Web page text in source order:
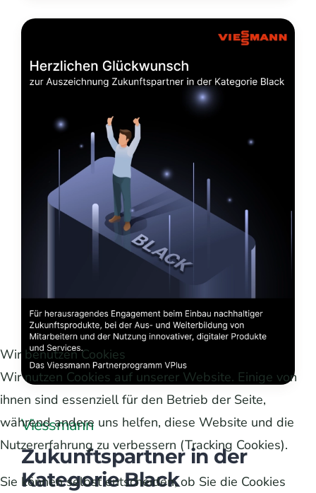
Viessmann
Zukunftspartner in der
Kategorie Black
Wir benutzen Cookies
Wir nutzen Cookies auf unserer Website. Einige von
ihnen sind essenziell für den Betrieb der Seite,
während andere uns helfen, diese Website und die
Nutzererfahrung zu verbessern (Tracking Cookies).
Sie können selbst entscheiden, ob Sie die Cookies